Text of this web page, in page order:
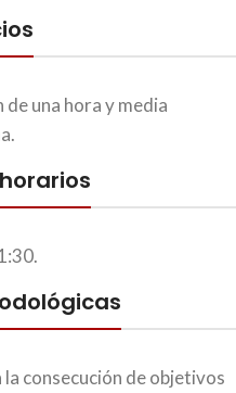
una hora y media
consecución de objetivos